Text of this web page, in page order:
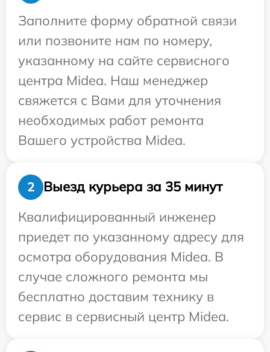
Заполните форму обратной связи
или позвоните нам по номеру,
указанному на сайте сервисного
центра Midea. Наш менеджер
свяжется с Вами для уточнения
необходимых работ ремонта
Вашего устройства Midea.
2
Выезд курьера за 35 минут
Квалифицированный инженер
приедет по указанному адресу для
осмотра оборудования Midea. В
случае сложного ремонта мы
бесплатно доставим технику в
сервис в сервисный центр Midea.